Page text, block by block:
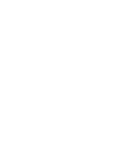
Digitalizzazione del
realizzato grazie